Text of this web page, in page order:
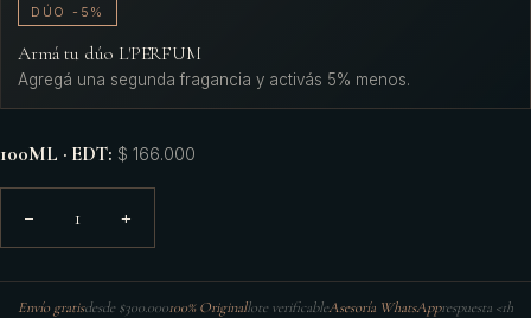
DÚO -5%
Armá tu dúo L'PERFUM
Agregá una segunda fragancia y activás 5% menos.
100ML · EDT: $ 166.000
− 1 +
Envío gratisdesde $300.000100% Originallote verificableAsesoría WhatsApprespuesta <1h